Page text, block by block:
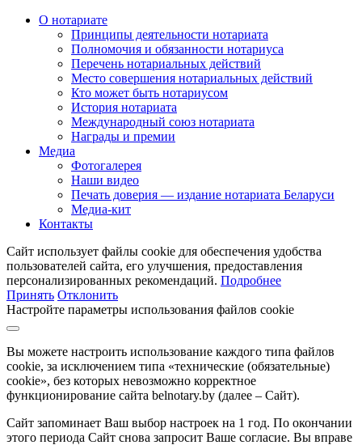
О нотариате
Принципы деятельности нотариата
Полномочия и обязанности нотариуса
Перечень нотариальных действий
Место совершения нотариальных действий
Кто может быть нотариусом
История нотариата
Международный союз нотариата
Награды и премии
Медиа
Фотогалерея
Наши видео
Печать доверия — издание нотариата Беларуси
Медиа-кит
Контакты
Сайт использует файлы cookie для обеспечения удобства
пользователей сайта, его улучшения, предоставления
персонализированных рекомендаций. Подробнее
Принять Отклонить
Настройте параметры использования файлов cookie
Вы можете настроить использование каждого типа файлов
cookie, за исключением типа «технические (обязательные)
cookie», без которых невозможно корректное
функционирование сайта belnotary.by (далее – Сайт).
Сайт запоминает Ваш выбор настроек на 1 год. По окончании
этого периода Сайт снова запросит Ваше согласие. Вы вправе